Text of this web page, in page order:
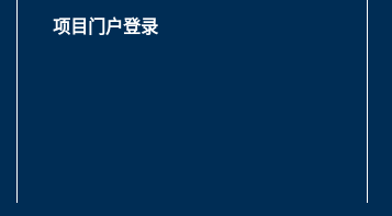
项目门户登录